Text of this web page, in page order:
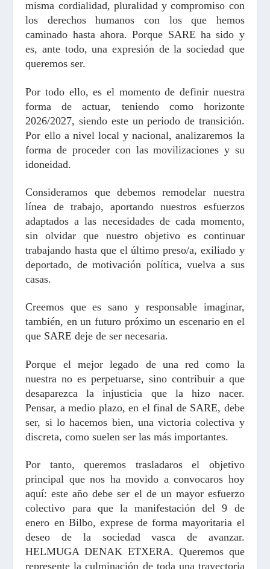
misma cordialidad, pluralidad y compromiso con
los derechos humanos con los que hemos
caminado hasta ahora. Porque SARE ha sido y
es, ante todo, una expresión de la sociedad que
queremos ser.
Por todo ello, es el momento de definir nuestra
forma de actuar, teniendo como horizonte
2026/2027, siendo este un periodo de transición.
Por ello a nivel local y nacional, analizaremos la
forma de proceder con las movilizaciones y su
idoneidad.
Consideramos que debemos remodelar nuestra
línea de trabajo, aportando nuestros esfuerzos
adaptados a las necesidades de cada momento,
sin olvidar que nuestro objetivo es continuar
trabajando hasta que el último preso/a, exiliado y
deportado, de motivación política, vuelva a sus
casas.
Creemos que es sano y responsable imaginar,
también, en un futuro próximo un escenario en el
que SARE deje de ser necesaria.
Porque el mejor legado de una red como la
nuestra no es perpetuarse, sino contribuir a que
desaparezca la injusticia que la hizo nacer.
Pensar, a medio plazo, en el final de SARE, debe
ser, si lo hacemos bien, una victoria colectiva y
discreta, como suelen ser las más importantes.
Por tanto, queremos trasladaros el objetivo
principal que nos ha movido a convocaros hoy
aquí: este año debe ser el de un mayor esfuerzo
colectivo para que la manifestación del 9 de
enero en Bilbo, exprese de forma mayoritaria el
deseo de la sociedad vasca de avanzar.
HELMUGA DENAK ETXERA. Queremos que
represente la culminación de toda una trayectoria